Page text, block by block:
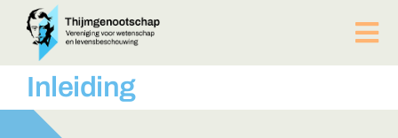
naar
inhoud
BIJEENKOMSTEN
ACTUEEL
Inleiding